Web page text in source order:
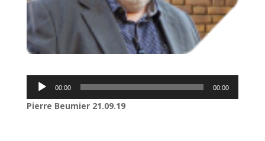
Lecteur
00:00 00:00
Pierre Beumier21.09.19